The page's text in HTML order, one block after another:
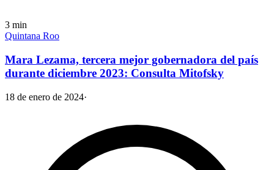
3 min
Quintana Roo
Mara Lezama, tercera mejor gobernadora del país
durante diciembre 2023: Consulta Mitofsky
18 de enero de 2024·